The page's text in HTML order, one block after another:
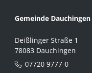
Gemeinde Dauchingen
Deißlinger Straße 1
78083 Dauchingen
07720 9777-0